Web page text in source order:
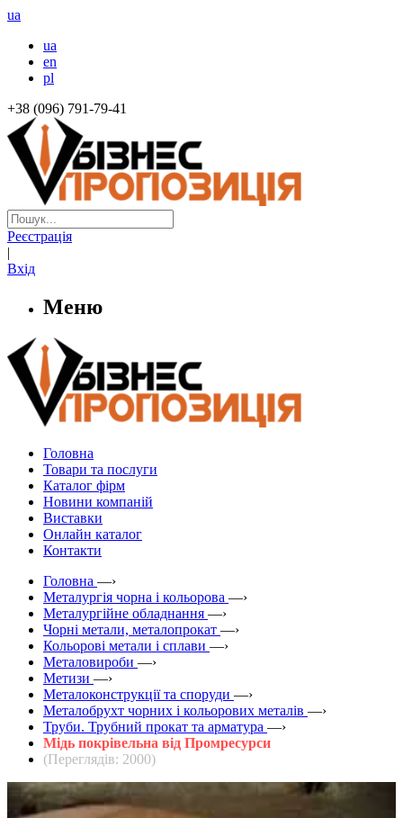
ua
ua
en
pl
+38 (096) 791-79-41
Реєстрація
|
Вхід
Меню
Головна
Товари та послуги
Каталог фірм
Новини компаній
Виставки
Онлайн каталог
Контакти
Головна —›
Металургія чорна і кольорова —›
Металургійне обладнання —›
Чорні метали, металопрокат —›
Кольорові метали і сплави —›
Металовироби —›
Метизи —›
Металоконструкції та споруди —›
Металобрухт чорних і кольорових металів —›
Труби. Трубний прокат та арматура —›
Мідь покрівельна від Промресурси
(Переглядів: 2000)